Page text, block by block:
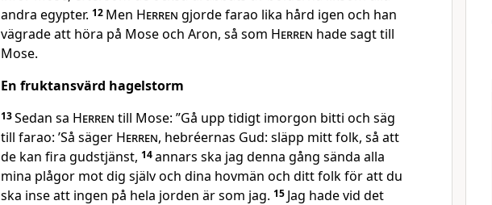
andra egypter. 12 Men Herren gjorde farao lika hård igen och han
vägrade att höra på Mose och Aron, så som Herren hade sagt till
Mose.
En fruktansvärd hagelstorm
13Sedan sa Herren till Mose: ”Gå upp tidigt imorgon bitti och säg
till farao: ’Så säger Herren, hebréernas Gud: släpp mitt folk, så att
de kan fira gudstjänst, 14annars ska jag denna gång sända alla
mina plågor mot dig själv och dina hovmän och ditt folk för att du
ska inse att ingen på hela jorden är som jag. 15 Jag hade vid det